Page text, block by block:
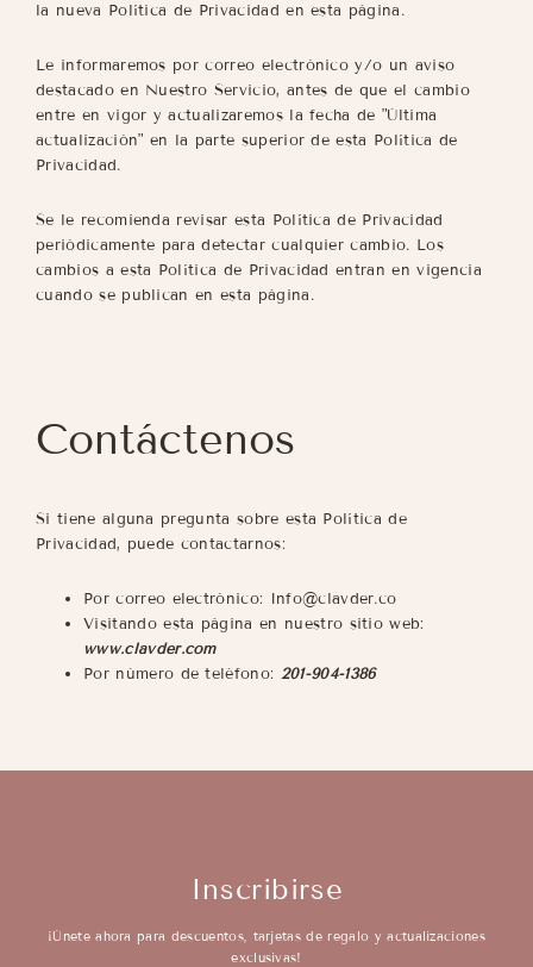
la nueva Política de Privacidad en esta página.
Le informaremos por correo electrónico y/o un aviso
destacado en Nuestro Servicio, antes de que el cambio
entre en vigor y actualizaremos la fecha de "Última
actualización" en la parte superior de esta Política de
Privacidad.
Se le recomienda revisar esta Política de Privacidad
periódicamente para detectar cualquier cambio. Los
cambios a esta Política de Privacidad entran en vigencia
cuando se publican en esta página.
Contáctenos
Si tiene alguna pregunta sobre esta Política de
Privacidad, puede contactarnos:
Por correo electrónico: Info@clavder.co
Visitando esta página en nuestro sitio web:
www.clavder.com
Por número de teléfono: 201-904-1386
Inscribirse
¡Únete ahora para descuentos, tarjetas de regalo y actualizaciones
exclusivas!